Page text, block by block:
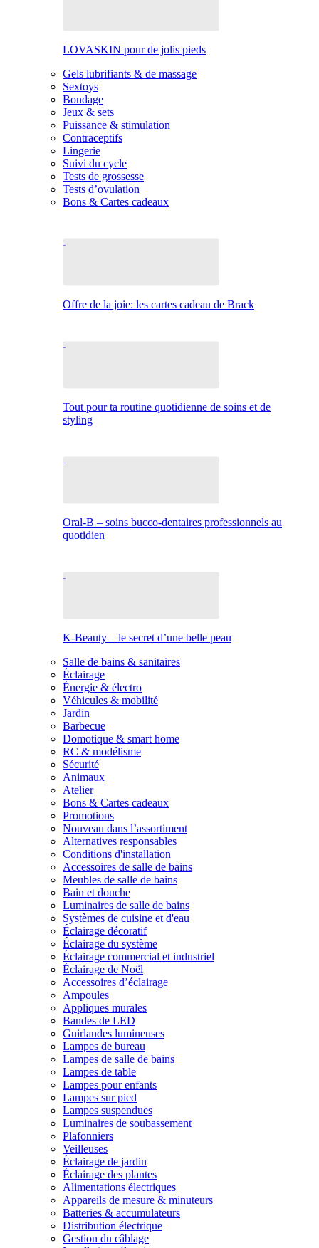
LOVASKIN pour de jolis pieds
Gels lubrifiants & de massage
Sextoys
Bondage
Jeux & sets
Puissance & stimulation
Contraceptifs
Lingerie
Suivi du cycle
Tests de grossesse
Tests d’ovulation
Bons & Cartes cadeaux
Offre de la joie: les cartes cadeau de Brack
Tout pour ta routine quotidienne de soins et de
styling
Oral-B – soins bucco-dentaires professionnels au
quotidien
K-Beauty – le secret d’une belle peau
Salle de bains & sanitaires
Éclairage
Énergie & électro
Véhicules & mobilité
Jardin
Barbecue
Domotique & smart home
RC & modélisme
Sécurité
Animaux
Atelier
Bons & Cartes cadeaux
Promotions
Nouveau dans l’assortiment
Alternatives responsables
Conditions d'installation
Accessoires de salle de bains
Meubles de salle de bains
Bain et douche
Luminaires de salle de bains
Systèmes de cuisine et d'eau
Éclairage décoratif
Éclairage du système
Éclairage commercial et industriel
Éclairage de Noël
Accessoires d’éclairage
Ampoules
Appliques murales
Bandes de LED
Guirlandes lumineuses
Lampes de bureau
Lampes de salle de bains
Lampes de table
Lampes pour enfants
Lampes sur pied
Lampes suspendues
Luminaires de soubassement
Plafonniers
Veilleuses
Éclairage de jardin
Éclairage des plantes
Alimentations électriques
Appareils de mesure & minuteurs
Batteries & accumulateurs
Distribution électrique
Gestion du câblage